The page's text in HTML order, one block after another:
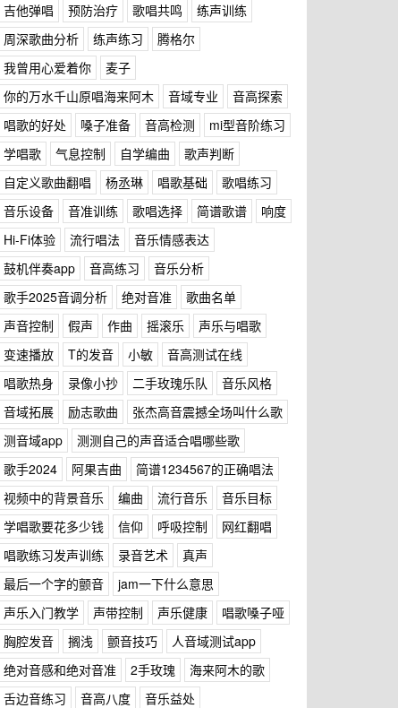
吉他弹唱
预防治疗 歌唱共鸣
练声训练
周深歌曲分析
练声练习
腾格尔
我曾用心爱着你
麦子
你的万水千山原唱海来阿木
音域专业
音高探索
唱歌的好处
嗓子准备 音高检测
mi型音阶练习
学唱歌
气息控制 自学编曲
歌声判断
自定义歌曲翻唱
杨丞琳 唱歌基础
歌唱练习
音乐设备
音准训练 歌唱选择 简谱歌谱
响度
Hi-Fi体验
流行唱法
音乐情感表达
鼓机伴奏app
音高练习
音乐分析
歌手2025音调分析
绝对音准
歌曲名单
声音控制
假声 作曲 摇滚乐
声乐与唱歌
变速播放
T的发音 小敏
音高测试在线
唱歌热身
录像小抄 二手玫瑰乐队
音乐风格
音域拓展
励志歌曲
张杰高音震撼全场叫什么歌
测音域app
测测自己的声音适合唱哪些歌
歌手2024
阿果吉曲
简谱1234567的正确唱法
视频中的背景音乐
编曲 流行音乐
音乐目标
学唱歌要花多少钱
信仰 呼吸控制
网红翻唱
唱歌练习发声训练
录音艺术
真声
最后一个字的颤音
jam一下什么意思
声乐入门教学
声带控制 声乐健康
唱歌嗓子哑
胸腔发音
搁浅 颤音技巧
人音域测试app
绝对音感和绝对音准
2手玫瑰
海来阿木的歌
舌边音练习
音高八度 音乐益处